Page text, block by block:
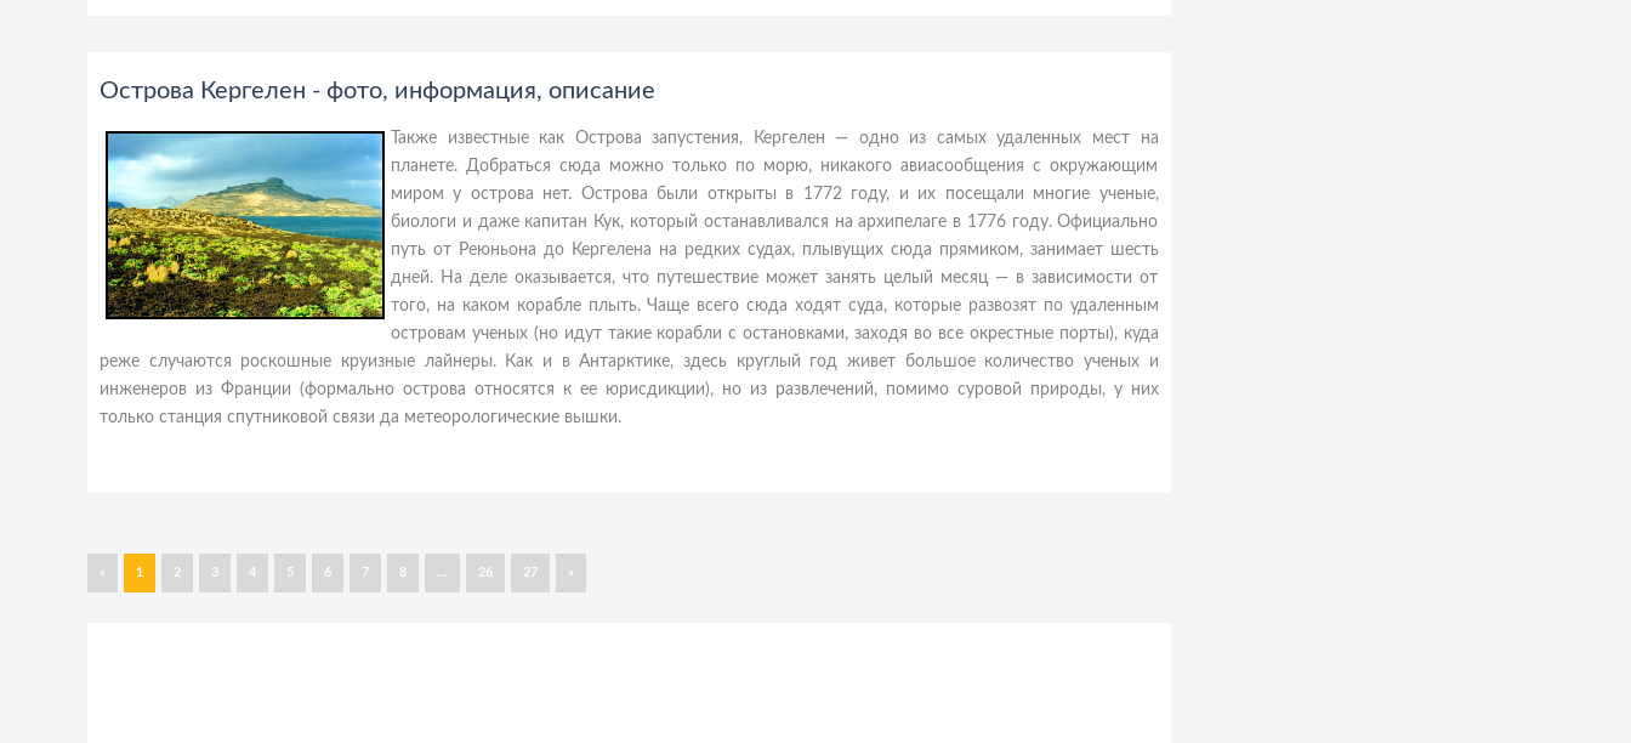
Острова Кергелен - фото, информация, описание
Также известные как Острова запустения, Кергелен — одно из самых удаленных мест на
планете. Добраться сюда можно только по морю, никакого авиасообщения с окружающим
миром у острова нет. Острова были открыты в 1772 году, и их посещали многие ученые,
биологи и даже капитан Кук, который останавливался на архипелаге в 1776 году. Официально
путь от Реюньона до Кергелена на редких судах, плывущих сюда прямиком, занимает шесть
дней. На деле оказывается, что путешествие может занять целый месяц — в зависимости от
того, на каком корабле плыть. Чаще всего сюда ходят суда, которые развозят по удаленным
островам ученых (но идут такие корабли с остановками, заходя во все окрестные порты), куда
реже случаются роскошные круизные лайнеры. Как и в Антарктике, здесь круглый год живет большое количество ученых и
инженеров из Франции (формально острова относятся к ее юрисдикции), но из развлечений, помимо суровой природы, у них
только станция спутниковой связи да метеорологические вышки.
« 1 2 3 4 5 6 7 8 ... 26 27 »